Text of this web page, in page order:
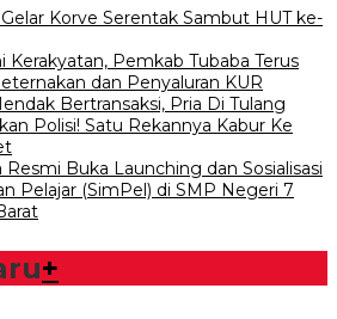
Korve Serentak Sambut HUT ke-
Pemkab Tubaba Terus
dan Penyaluran KUR
Bertransaksi, Pria Di Tulang
Polisi! Satu Rekannya Kabur Ke
Buka Launching dan Sosialisasi
Pelajar (SimPel) di SMP Negeri 7
+